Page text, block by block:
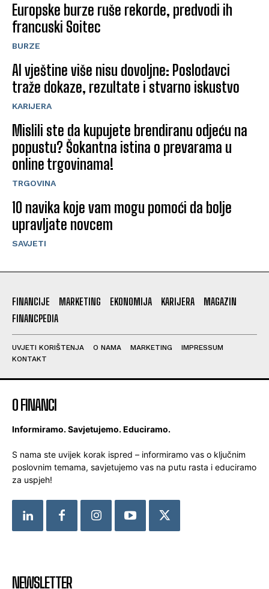
Europske burze ruše rekorde, predvodi ih
francuski Soitec
BURZE
AI vještine više nisu dovoljne: Poslodavci
traže dokaze, rezultate i stvarno iskustvo
KARIJERA
Mislili ste da kupujete brendiranu odjeću na
popustu? Šokantna istina o prevarama u
online trgovinama!
TRGOVINA
10 navika koje vam mogu pomoći da bolje
upravljate novcem
SAVJETI
FINANCIJE MARKETING EKONOMIJA KARIJERA
MAGAZIN
FINANCPEDIA
UVJETI KORIŠTENJA O NAMA MARKETING
IMPRESSUM
KONTAKT
O FINANCI
Informiramo. Savjetujemo. Educiramo.
S nama ste uvijek korak ispred – informiramo vas o ključnim
poslovnim temama, savjetujemo vas na putu rasta i educiramo
za uspjeh!
NEWSLETTER